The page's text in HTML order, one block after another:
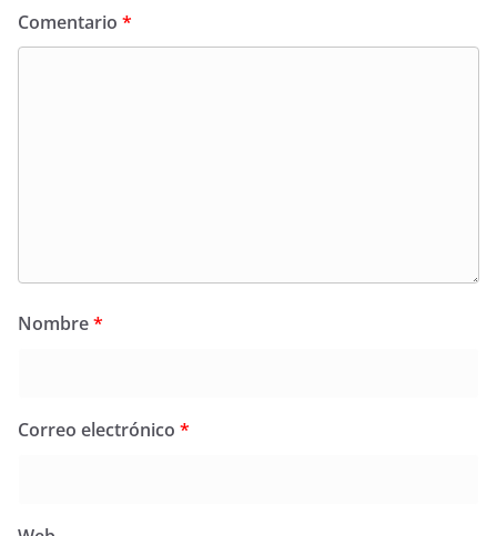
Comentario *
Nombre*
Correo electrónico *